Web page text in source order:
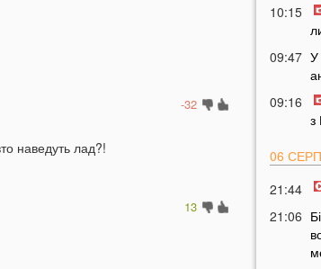
-32
наведуть лад?!
13
10:15
09:47 У
09:16
з
06
21:44
21:06